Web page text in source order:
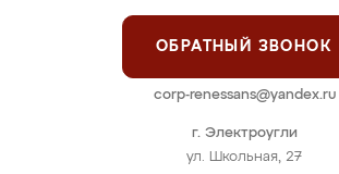
г. Электроугли
ул. Школьная, 27
ОБРАТНЫЙ ЗВОНОК
corp-renessans@yandex.ru